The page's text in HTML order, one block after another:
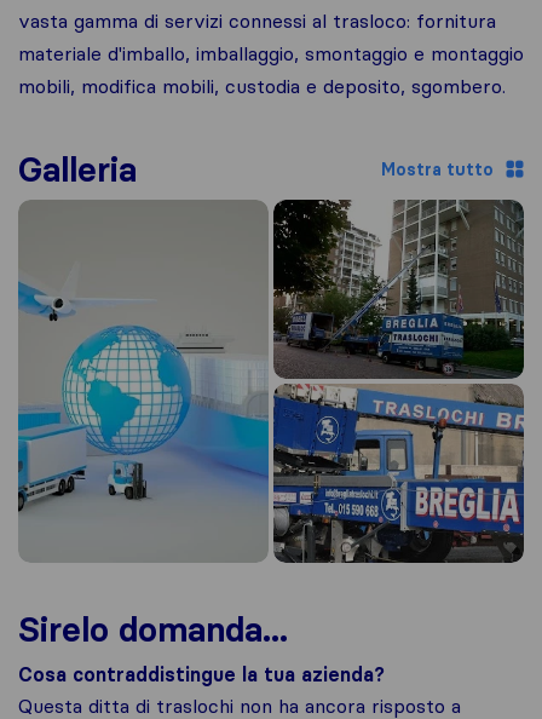
vasta gamma di servizi connessi al trasloco: fornitura
materiale d'imballo, imballaggio, smontaggio e montaggio
mobili, modifica mobili, custodia e deposito, sgombero.
Galleria Mostra tutto
Sirelo domanda...
Cosa contraddistingue la tua azienda?
Questa ditta di traslochi non ha ancora risposto a